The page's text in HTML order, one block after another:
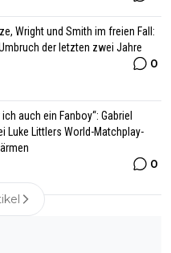
Wright und Smith im freien Fall:
der letzten zwei Jahre
0
auch ein Fanboy“: Gabriel
Luke Littlers World-Matchplay-
0